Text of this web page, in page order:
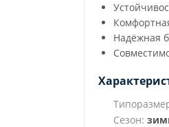
Надёжная
Сезон: